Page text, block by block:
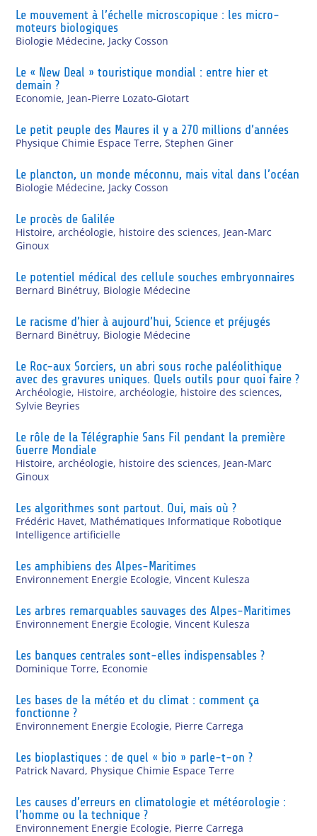
Le mouvement à l’échelle microscopique : les micro-
moteurs biologiques
Biologie Médecine, Jacky Cosson
Le « New Deal » touristique mondial : entre hier et
demain ?
Economie, Jean-Pierre Lozato-Giotart
Le petit peuple des Maures il y a 270 millions d’années
Physique Chimie Espace Terre,Stephen Giner
Le plancton, un monde méconnu, mais vital dans l’océan
Biologie Médecine, Jacky Cosson
Le procès de Galilée
Histoire, archéologie, histoire des sciences, Jean-Marc
Ginoux
Le potentiel médical des cellule souches embryonnaires
Bernard Binétruy, Biologie Médecine
Le racisme d’hier à aujourd’hui, Science et préjugés
Bernard Binétruy, Biologie Médecine
Le Roc-aux Sorciers, un abri sous roche paléolithique
avec des gravures uniques. Quels outils pour quoi faire ?
Archéologie, Histoire, archéologie, histoire des sciences,
Sylvie Beyries
Le rôle de la Télégraphie Sans Fil pendant la première
Guerre Mondiale
Histoire, archéologie, histoire des sciences, Jean-Marc
Ginoux
Les algorithmes sont partout. Oui, mais où ?
Frédéric Havet, Mathématiques Informatique Robotique
Intelligence artificielle
Les amphibiens des Alpes-Maritimes
Environnement Energie Ecologie,Vincent Kulesza
Les arbres remarquables sauvages des Alpes-Maritimes
Environnement Energie Ecologie,Vincent Kulesza
Les banques centrales sont-elles indispensables ?
Dominique Torre, Economie
Les bases de la météo et du climat : comment ça
fonctionne ?
Environnement Energie Ecologie, Pierre Carrega
Les bioplastiques : de quel « bio » parle-t-on ?
Patrick Navard, Physique Chimie Espace Terre
Les causes d’erreurs en climatologie et météorologie :
l’homme ou la technique ?
Environnement Energie Ecologie, Pierre Carrega